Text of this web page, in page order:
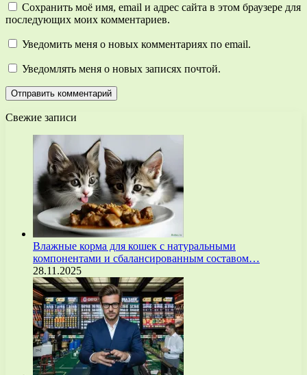
Сохранить моё имя, email и адрес сайта в этом браузере для
последующих моих комментариев.
Уведомить меня о новых комментариях по email.
Уведомлять меня о новых записях почтой.
Свежие записи
Влажные корма для кошек с натуральными
компонентами и сбалансированным составом…
28.11.2025